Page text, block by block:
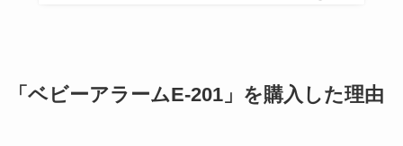
「ベビーアラームE-201」を購入した理由